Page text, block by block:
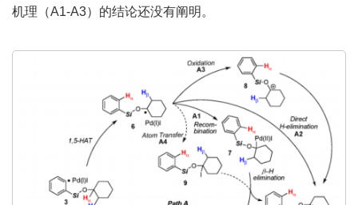
机理（A1-A3）的结论还没有阐明。